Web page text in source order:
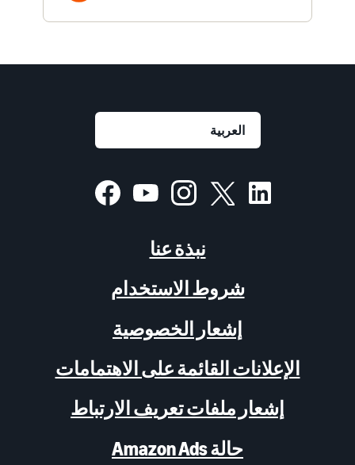
نبذة عنا
شروط الاستخدام
إشعار الخصوصية
الإعلانات القائمة على الاهتمامات
إشعار ملفات تعريف الارتباط
حالة Amazon Ads